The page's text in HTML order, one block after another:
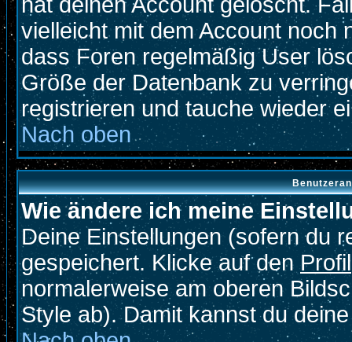
vielleicht mit dem Account noch
dass Foren regelmäßig User
Größe der Datenbank zu
registrieren und tauche wieder
Nach oben
Wie ändere ich meine
Deine Einstellungen (sofern du
gespeichert. Klicke auf den Profil
normalerweise am oberen
Style ab). Damit kannst du